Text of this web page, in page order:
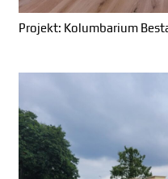
Projekt: Kolumbarium